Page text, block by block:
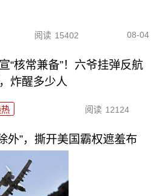
阅读 15402 08-04
“核常兼备”！六爷挂弹反航
炸醒多少人
阅读 12124
外”，撕开美国霸权遮羞布